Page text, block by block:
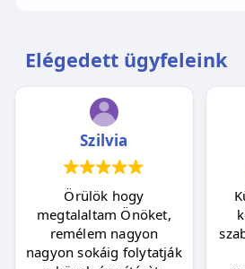
Elégedett ügyfeleink
Szilvia
Örülök hogy
megtalaltam Önöket,
remélem nagyon
nagyon sokáig folytatják